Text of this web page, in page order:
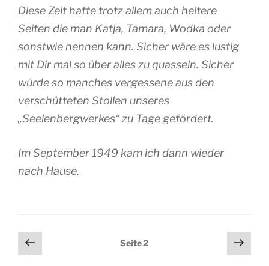
Diese Zeit hatte trotz allem auch heitere
Seiten die man Katja, Tamara, Wodka oder
sonstwie nennen kann. Sicher wäre es lustig
mit Dir mal so über alles zu quasseln. Sicher
würde so manches vergessene aus den
verschütteten Stollen unseres
„Seelenbergwerkes“ zu Tage gefördert.
Im September 1949 kam ich dann wieder
nach Hause.
Seitennummerierung
der
Vorherige
Seite
Seite2